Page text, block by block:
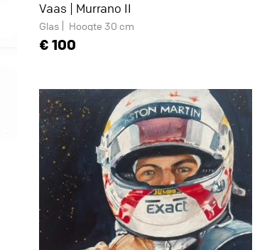
Vaas | Murrano II
Glas Hoogte 30 cm
100